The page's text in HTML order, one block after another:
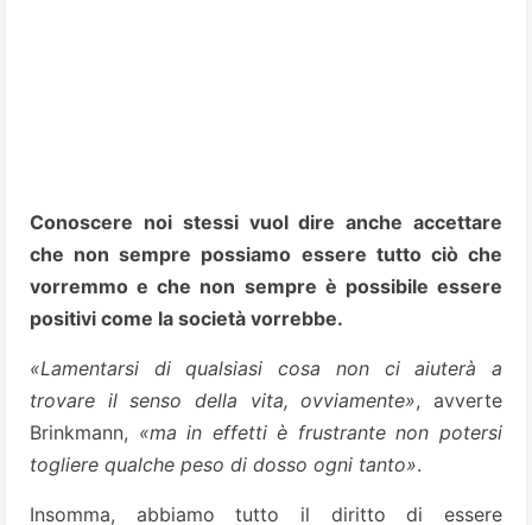
Conoscere noi stessi vuol dire anche accettare
che non sempre possiamo essere tutto ciò che
vorremmo e che non sempre è possibile essere
positivi come la società vorrebbe.
«Lamentarsi di qualsiasi cosa non ci aiuterà a
trovare il senso della vita, ovviamente», avverte
Brinkmann, «ma in effetti è frustrante non potersi
togliere qualche peso di dosso ogni tanto».
Insomma, abbiamo tutto il diritto di essere